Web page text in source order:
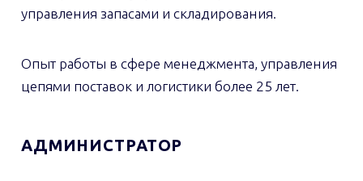
управления запасами и складирования.
Опыт работы в сфере менеджмента, управления
цепями поставок и логистики более 25 лет.
АДМИНИСТРАТОР